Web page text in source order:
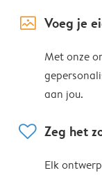
image_placeholder Voeg je
Met onze
aan jou.
heart Zeg het
Elk